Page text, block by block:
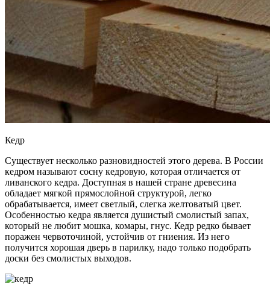
Кедр
Существует несколько разновидностей этого дерева. В России
кедром называют сосну кедровую, которая отличается от
ливанского кедра. Доступная в нашей стране древесина
обладает мягкой прямослойной структурой, легко
обрабатывается, имеет светлый, слегка желтоватый цвет.
Особенностью кедра является душистый смолистый запах,
который не любит мошка, комары, гнус. Кедр редко бывает
поражен червоточиной, устойчив от гниения. Из него
получится хорошая дверь в парилку, надо только подобрать
доски без смолистых выходов.